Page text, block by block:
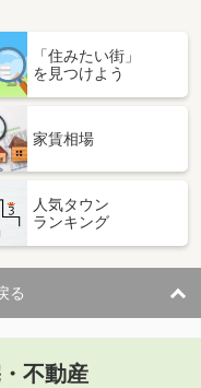
「住みたい街」
を見つけよう
家賃相場
人気タウン
ランキング
る
不動産